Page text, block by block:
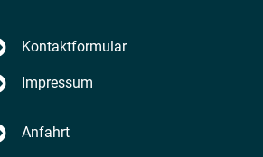
Kontaktformular
Impressum
Anfahrt